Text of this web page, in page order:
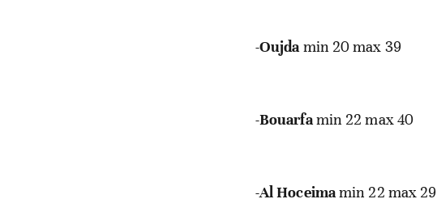
-Oujda min 20 max 39
-Bouarfamin 22 max 40
-Al Hoceimamin 22 max 29